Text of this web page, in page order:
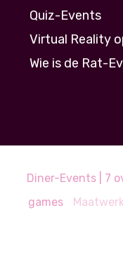
Quiz-Events
Virtual Reality
Wie is de Rat-
Diner-Events | 7
games